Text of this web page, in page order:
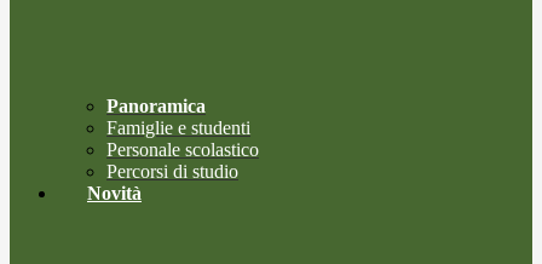
Panoramica
Famiglie e studenti
Personale scolastico
Percorsi di studio
Novità